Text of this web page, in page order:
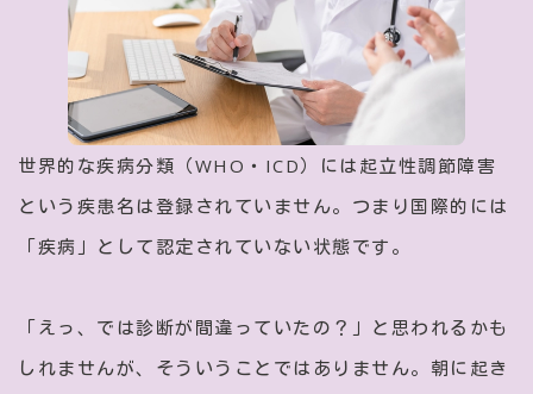
世界的な疾病分類（WHO・ICD）には起立性調節障害
という疾患名は登録されていません。つまり国際的には
「疾病」として認定されていない状態です。
「えっ、では診断が間違っていたの？」と思われるかも
しれませんが、そういうことではありません。朝に起き